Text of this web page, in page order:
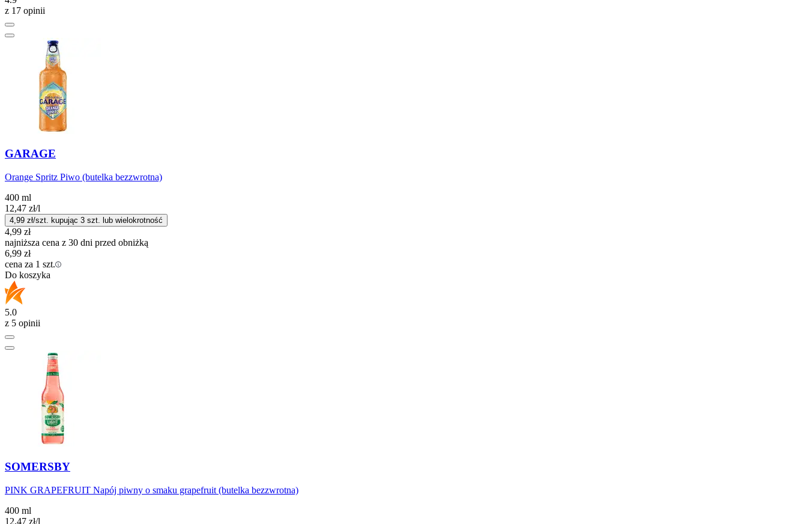
z 17 opinii
GARAGE
Orange Spritz Piwo (butelka bezzwrotna)
400 ml
12,47 zł/l
4,99 zł/szt. kupując 3 szt. lub wielokrotność
4,99 zł
najniższa cena z 30 dni przed obniżką
6,99 zł
cena za 1 szt.
Do koszyka
5.0
z 5 opinii
SOMERSBY
PINK GRAPEFRUIT Napój piwny o smaku grapefruit (butelka bezzwrotna)
400 ml
12,47 zł/l